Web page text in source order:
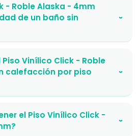
- Roble Alaska - 4mm
de un baño sin
›
Vinílico Click - Roble
calefacción por piso
›
el Piso Vinílico Click -
›